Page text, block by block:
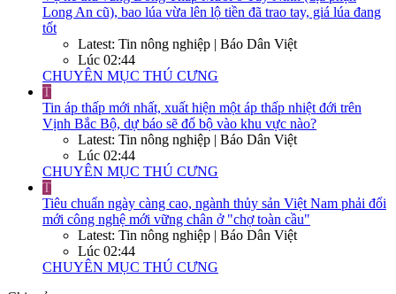
Long An cũ), bao lúa vừa lên lộ tiền đã trao tay, giá lúa đang
tốt
Latest: Tin nông nghiệp | Báo Dân Việt
Lúc 02:44
CHUYÊN MỤC THÚ CƯNG
T
Tin áp thấp mới nhất, xuất hiện một áp thấp nhiệt đới trên
Vịnh Bắc Bộ, dự báo sẽ đổ bộ vào khu vực nào?
Latest: Tin nông nghiệp | Báo Dân Việt
Lúc 02:44
CHUYÊN MỤC THÚ CƯNG
T
Tiêu chuẩn ngày càng cao, ngành thủy sản Việt Nam phải đổi
mới công nghệ mới vững chân ở "chợ toàn cầu"
Latest: Tin nông nghiệp | Báo Dân Việt
Lúc 02:44
CHUYÊN MỤC THÚ CƯNG